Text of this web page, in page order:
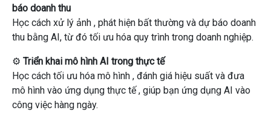
báo doanh thu
Học cách xử lý ảnh , phát hiện bất thường và dự báo doanh
thu bằng AI, từ đó tối ưu hóa quy trình trong doanh nghiệp.
⚙️ Triển khai mô hình AI trong thực tế
Học cách tối ưu hóa mô hình , đánh giá hiệu suất và đưa
mô hình vào ứng dụng thực tế, giúp bạn ứng dụng AI vào
công việc hàng ngày.